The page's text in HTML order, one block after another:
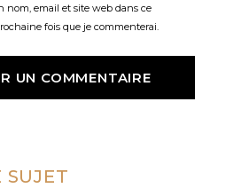
nom, email et site web dans ce
fois que je commenterai.
SUJET